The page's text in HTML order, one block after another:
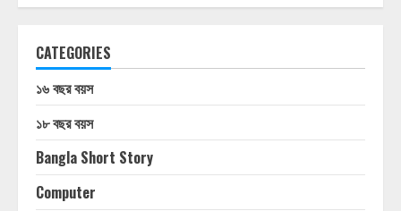
CATEGORIES
১৬ বছর বয়স
১৮ বছর বয়স
Bangla Short Story
Computer